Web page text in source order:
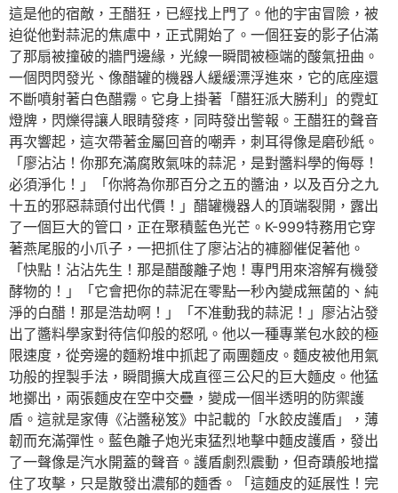
這是他的宿敵，王醋狂，已經找上門了。他的宇宙冒險，被
迫從他對蒜泥的焦慮中，正式開始了。一個狂妄的影子佔滿
了那扇被撞破的牆門邊緣，光線一瞬間被極端的酸氣扭曲。
一個閃閃發光、像醋罐的機器人緩緩漂浮進來，它的底座還
不斷噴射著白色醋霧。它身上掛著「醋狂派大勝利」的霓虹
燈牌，閃爍得讓人眼睛發疼，同時發出警報。王醋狂的聲音
再次響起，這次帶著金屬回音的嘲弄，刺耳得像是磨砂紙。
「廖沾沾！你那充滿腐敗氣味的蒜泥，是對醬料學的侮辱！
必須淨化！」「你將為你那百分之五的醬油，以及百分之九
十五的邪惡蒜頭付出代價！」醋罐機器人的頂端裂開，露出
了一個巨大的管口，正在聚積藍色光芒。K-999特務用它穿
著燕尾服的小爪子，一把抓住了廖沾沾的褲腳催促著他。
「快點！沾沾先生！那是醋酸離子炮！專門用來溶解有機發
酵物的！」「它會把你的蒜泥在零點一秒內變成無菌的、純
淨的白醋！那是浩劫啊！」「不准動我的蒜泥！」廖沾沾發
出了醬料學家對待信仰般的怒吼。他以一種專業包水餃的極
限速度，從旁邊的麵粉堆中抓起了兩團麵皮。麵皮被他用氣
功般的捏製手法，瞬間擴大成直徑三公尺的巨大麵皮。他猛
地擲出，兩張麵皮在空中交疊，變成一個半透明的防禦護
盾。這就是家傳《沾醬秘笈》中記載的「水餃皮護盾」，薄
韌而充滿彈性。藍色離子炮光束猛烈地擊中麵皮護盾，發出
了一聲像是汽水開蓋的聲音。護盾劇烈震動，但奇蹟般地擋
住了攻擊，只是散發出濃郁的麵香。「這麵皮的延展性！完